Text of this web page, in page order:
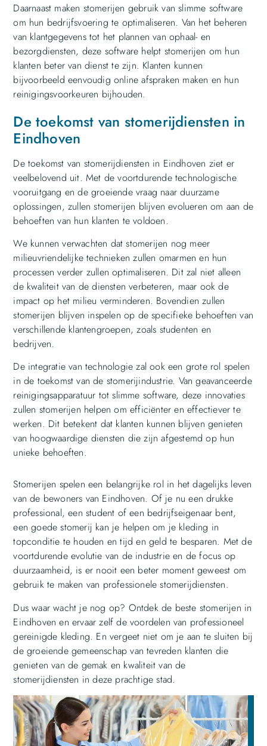
Daarnaast maken stomerijen gebruik van slimme software
om hun bedrijfsvoering te optimaliseren. Van het beheren
van klantgegevens tot het plannen van ophaal- en
bezorgdiensten, deze software helpt stomerijen om hun
klanten beter van dienst te zijn. Klanten kunnen
bijvoorbeeld eenvoudig online afspraken maken en hun
reinigingsvoorkeuren bijhouden.
De toekomst van stomerijdiensten in
Eindhoven
De toekomst van stomerijdiensten in Eindhoven ziet er
veelbelovend uit. Met de voortdurende technologische
vooruitgang en de groeiende vraag naar duurzame
oplossingen, zullen stomerijen blijven evolueren om aan de
behoeften van hun klanten te voldoen.
We kunnen verwachten dat stomerijen nog meer
milieuvriendelijke technieken zullen omarmen en hun
processen verder zullen optimaliseren. Dit zal niet alleen
de kwaliteit van de diensten verbeteren, maar ook de
impact op het milieu verminderen. Bovendien zullen
stomerijen blijven inspelen op de specifieke behoeften van
verschillende klantengroepen, zoals studenten en
bedrijven.
De integratie van technologie zal ook een grote rol spelen
in de toekomst van de stomerijindustrie. Van geavanceerde
reinigingsapparatuur tot slimme software, deze innovaties
zullen stomerijen helpen om efficiënter en effectiever te
werken. Dit betekent dat klanten kunnen blijven genieten
van hoogwaardige diensten die zijn afgestemd op hun
unieke behoeften.
Stomerijen spelen een belangrijke rol in het dagelijks leven
van de bewoners van Eindhoven. Of je nu een drukke
professional, een student of een bedrijfseigenaar bent,
een goede stomerij kan je helpen om je kleding in
topconditie te houden en tijd en geld te besparen. Met de
voortdurende evolutie van de industrie en de focus op
duurzaamheid, is er nooit een beter moment geweest om
gebruik te maken van professionele stomerijdiensten.
Dus waar wacht je nog op? Ontdek de beste stomerijen in
Eindhoven en ervaar zelf de voordelen van professioneel
gereinigde kleding. En vergeet niet om je aan te sluiten bij
de groeiende gemeenschap van tevreden klanten die
genieten van de gemak en kwaliteit van de
stomerijdiensten in deze prachtige stad.